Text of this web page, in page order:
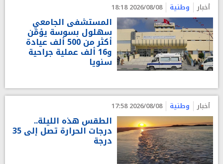
أخبار وطنية 2026/08/08 18:18
المستشفى الجامعي
سهلول بسوسة يؤمّن
أكثر من 500 ألف عيادة
و16 ألف عملية جراحية
سنويا
أخبار وطنية 2026/08/08 17:58
الطقس هذه الليلة..
درجات الحرارة تصل إلى 35
درجة